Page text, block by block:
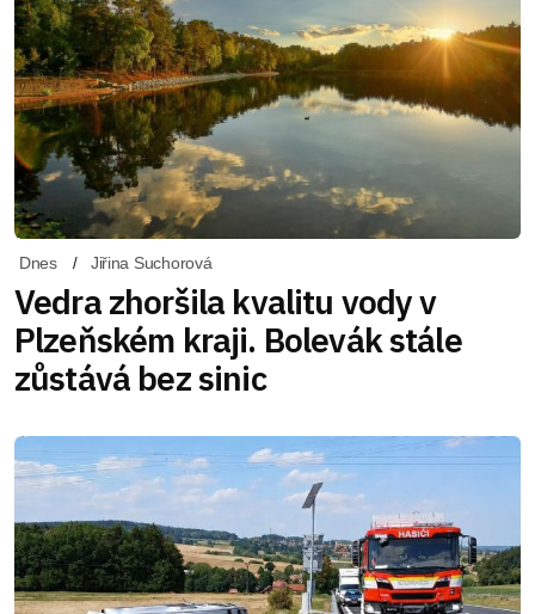
Dnes Jiřina Suchorová
Vedra zhoršila kvalitu vody v
Plzeňském kraji. Bolevák stále
zůstává bez sinic